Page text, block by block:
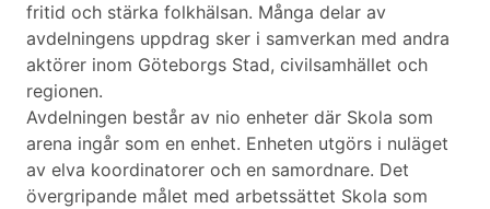
fritid och stärka folkhälsan. Många delar av
avdelningens uppdrag sker i samverkan med andra
aktörer inom Göteborgs Stad, civilsamhället och
regionen.
Avdelningen består av nio enheter där Skola som
arena ingår som en enhet. Enheten utgörs i nuläget
av elva koordinatorer och en samordnare. Det
övergripande målet med arbetssättet Skola som